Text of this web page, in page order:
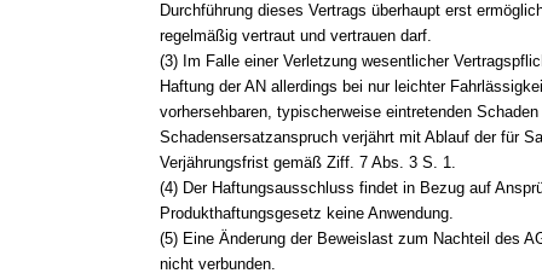
Durchführung dieses Vertrags überhaupt erst
regelmäßig vertraut und vertrauen darf.
(3) Im Falle einer Verletzung wesentlicher
Haftung der AN allerdings bei nur leichter
vorhersehbaren, typischerweise eintretenden
Schadensersatzanspruch verjährt mit Ablauf der für
Verjährungsfrist gemäß Ziff. 7 Abs. 3 S. 1.
(4) Der Haftungsausschluss findet in Bezug auf
Produkthaftungsgesetz keine Anwendung.
(5) Eine Änderung der Beweislast zum Nachteil des
nicht verbunden.